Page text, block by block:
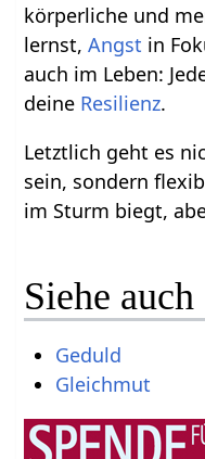
körperliche und
lernst,Angst in
auch im Leben:
deine Resilienz.
Letztlich geht es
sein, sondern
im Sturm biegt,
Siehe auch
Geduld
Gleichmut